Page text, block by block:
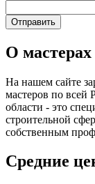
О мастерах
На нашем сайте
мастеров по всей
области - это
строительной
собственным
Средние